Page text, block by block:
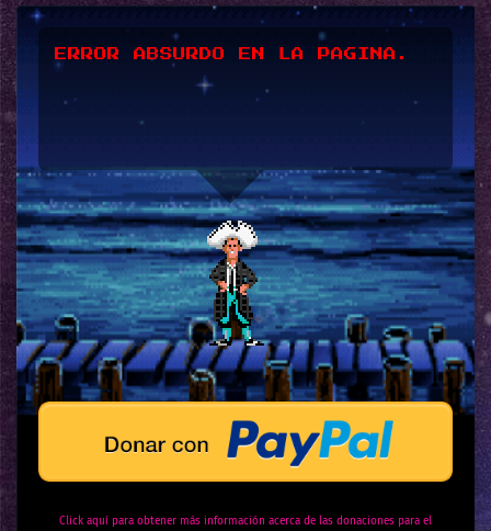
*UPSSS*
Click aquí para obtener más información acerca de las donaciones para el